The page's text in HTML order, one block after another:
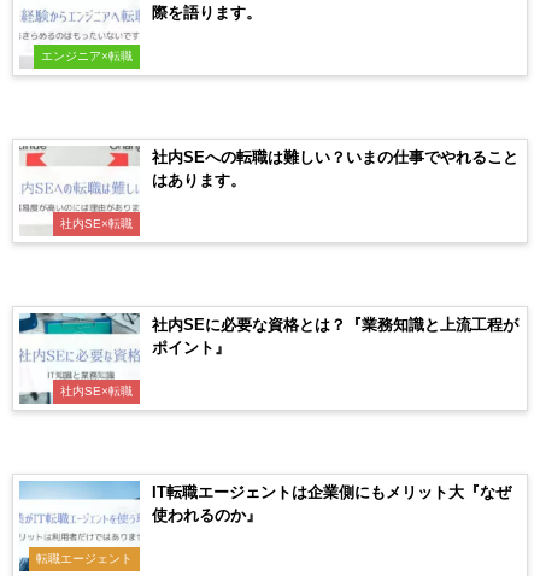
エンジニア×転職
際を語ります。
社内SE×転職
社内SEへの転職は難しい？いまの仕事でやれること
はあります。
社内SE×転職
社内SEに必要な資格とは？『業務知識と上流工程が
ポイント』
転職エージェント
IT転職エージェントは企業側にもメリット大『なぜ
使われるのか』